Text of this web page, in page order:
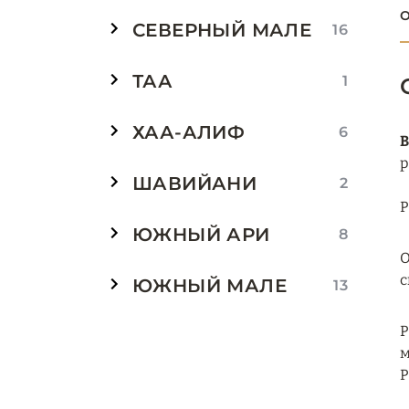
СЕВЕРНЫЙ МАЛЕ 16
ТАА 1
ХАА-АЛИФ 6
ШАВИЙАНИ 2
ЮЖНЫЙ АРИ 8
ЮЖНЫЙ МАЛЕ 13